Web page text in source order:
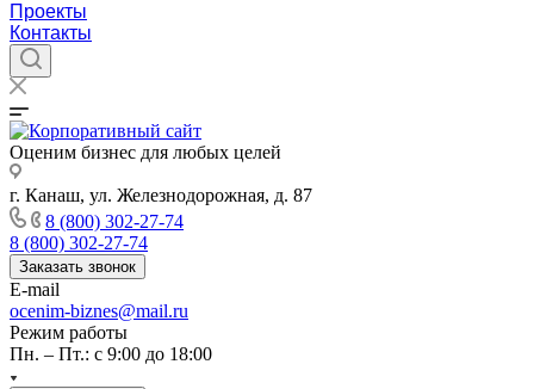
Проекты
Контакты
Оценим бизнес для любых целей
г. Канаш, ул. Железнодорожная, д. 87
8 (800) 302-27-74
8 (800) 302-27-74
Заказать звонок
E-mail
ocenim-biznes@mail.ru
Режим работы
Пн. – Пт.: с 9:00 до 18:00